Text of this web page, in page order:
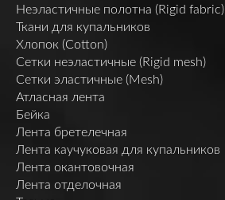
Неэластичные полотна (Rigid fabric)
Ткани для купальников
Хлопок (Cotton)
Сетки неэластичные (Rigid mesh)
Сетки эластичные (Mesh)
Атласная лента
Бейка
Лента бретелечная
Лента каучуковая для купальников
Лента окантовочная
Лента отделочная